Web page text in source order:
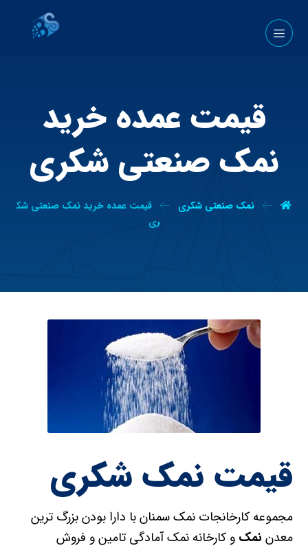
قیمت عمده خرید
نمک صنعتی شکری
نمک صنعتی شکری
قیمت عمده خرید نمک صنعتی شک
ری
قیمت نمک شکری
مجموعه کارخانجات نمک سمنان با دارا بودن بزرگ ترین
معدن نمک و کارخانه نمک آمادگی تامین و فروش